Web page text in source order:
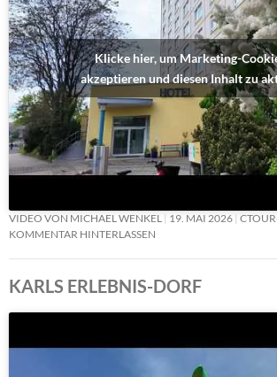
Klicke hier, um Marketing-
akzeptieren und diesen Inhalt zu
VIDEO VON MICHAEL WENKEL 19. MAI 2026
KOMMENTAR HINTERLASSEN
KARLS ERLEBNIS-DORF